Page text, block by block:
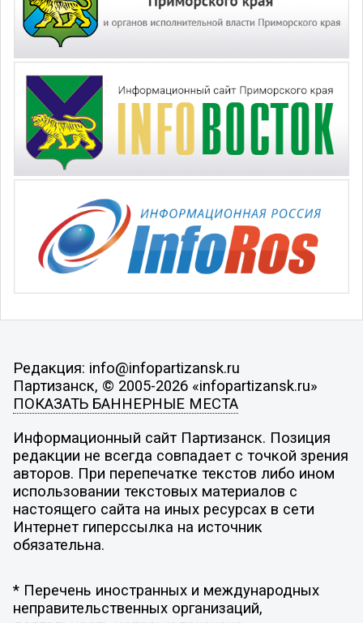
Редакция: info@infopartizansk.ru
Партизанск, © 2005-2026 «infopartizansk.ru»
ПОКАЗАТЬ БАННЕРНЫЕ МЕСТА
Информационный сайт Партизанск. Позиция
редакции не всегда совпадает с точкой зрения
авторов. При перепечатке текстов либо ином
использовании текстовых материалов с
настоящего сайта на иных ресурсах в сети
Интернет гиперссылка на источник
обязательна.
* Перечень иностранных и международных
неправительственных организаций,